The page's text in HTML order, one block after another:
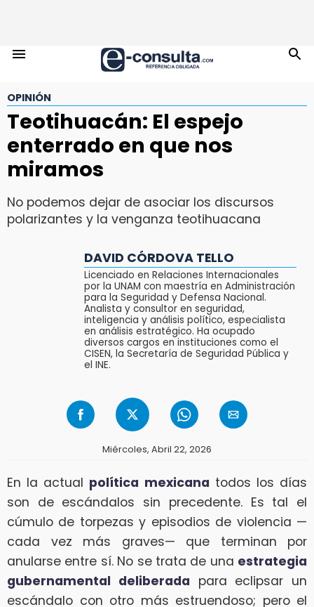
OPINIÓN
Teotihuacán: El espejo
enterrado en que nos
miramos
No podemos dejar de asociar los discursos
polarizantes y la venganza teotihuacana
DAVID CÓRDOVA TELLO
Licenciado en Relaciones Internacionales
por la UNAM con maestría en Administración
para la Seguridad y Defensa Nacional.
Analista y consultor en seguridad,
inteligencia y análisis político, especialista
en análisis estratégico. Ha ocupado
diversos cargos en instituciones como el
CISEN, la Secretaría de Seguridad Pública y
el INE.
Miércoles, Abril 22, 2026
En la actual política mexicana todos los días
son de escándalos sin precedente. Es tal el
cúmulo de torpezas y episodios de violencia —
cada vez más graves— que terminan por
anularse entre sí. No se trata de una estrategia
gubernamental deliberada para eclipsar un
escándalo con otro más estruendoso; pero el